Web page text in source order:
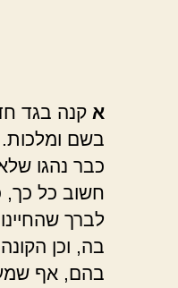
א קנה בגד
בשם ומלכות.
כבר נהגו
חשוב כל כך,
לברך
בה, וכן
בהם, אף